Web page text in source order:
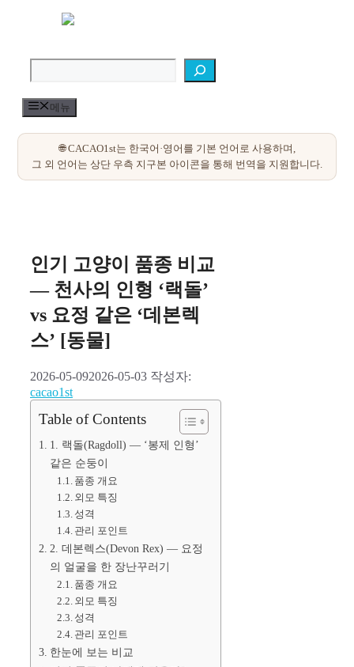
메뉴
인기 고양이 품종 비교
— 천사의 인형 ‘랙돌’
vs 요정 같은 ‘데본렉
스’ [동물]
2026-05-092026-05-03 작성자:
cacao1st
Table of Contents
1. 랙돌(Ragdoll) — ‘봉제 인형’
같은 순둥이
품종 개요
외모 특징
성격
관리 포인트
2. 데본렉스(Devon Rex) — 요정
의 얼굴을 한 장난꾸러기
품종 개요
외모 특징
성격
관리 포인트
한눈에 보는 비교